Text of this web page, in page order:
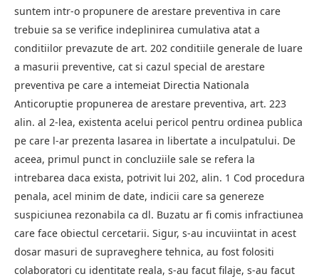
suntem intr-o propunere de arestare preventiva in care
trebuie sa se verifice indeplinirea cumulativa atat a
conditiilor prevazute de art. 202 conditiile generale de luare
a masurii preventive, cat si cazul special de arestare
preventiva pe care a intemeiat Directia Nationala
Anticoruptie propunerea de arestare preventiva, art. 223
alin. al 2-lea, existenta acelui pericol pentru ordinea publica
pe care l-ar prezenta lasarea in libertate a inculpatului. De
aceea, primul punct in concluziile sale se refera la
intrebarea daca exista, potrivit lui 202, alin. 1 Cod procedura
penala, acel minim de date, indicii care sa genereze
suspiciunea rezonabila ca dl. Buzatu ar fi comis infractiunea
care face obiectul cercetarii. Sigur, s-au incuviintat in acest
dosar masuri de supraveghere tehnica, au fost folositi
colaboratori cu identitate reala, s-au facut filaje, s-au facut